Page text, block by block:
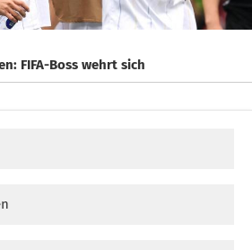
FIFA-Boss wehrt sich